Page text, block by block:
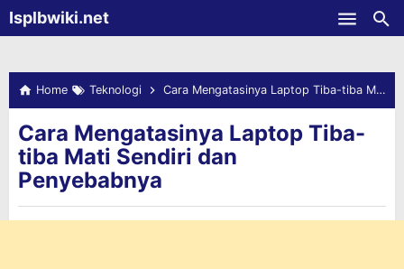
-->Isplbwiki.net
Home Teknologi Cara Mengatasinya Laptop Tiba-tiba Mati Sendiri dan Penyebabnya
Cara Mengatasinya Laptop Tiba-
tiba Mati Sendiri dan
Penyebabnya